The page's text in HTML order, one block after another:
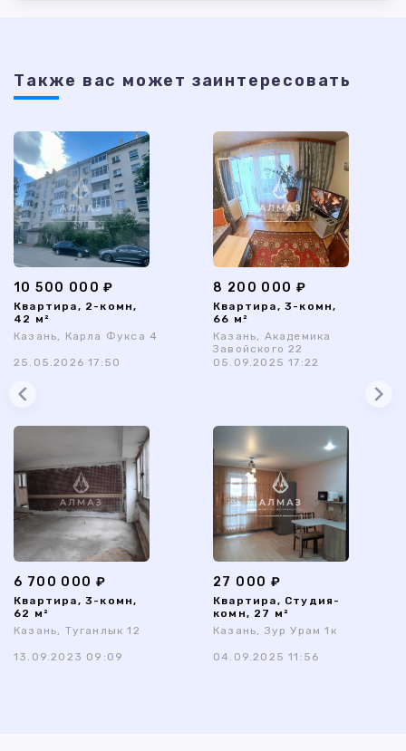
Также ваc может заинтересовать
10 500 000 ₽
Квартира, 2-комн,
42 м²
Казань, Карла Фукса 4
25.05.2026 17:50
8 200 000 ₽
Квартира, 3-комн,
66 м²
Казань, Академика
Завойского 22
05.09.2025 17:22
6 700 000 ₽
Квартира, 3-комн,
62 м²
Казань, Туганлык 12
13.09.2023 09:09
27 000 ₽
Квартира, Студия-
комн, 27 м²
Казань, Зур Урам 1к
04.09.2025 11:56